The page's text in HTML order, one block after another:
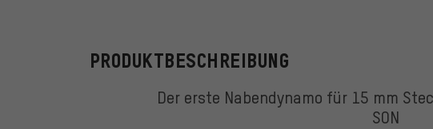
PRODUKTBESCHREIBUNG
Der erste Nabendynamo für 15 mm
SON